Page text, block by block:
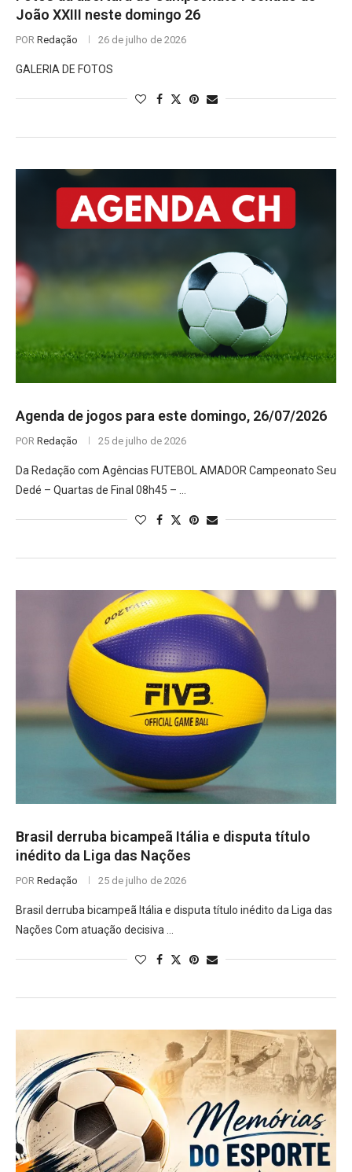
João XXIII neste domingo 26
POR Redação 26 de julho de 2026
GALERIA DE FOTOS
Agenda de jogos para este domingo, 26/07/2026
POR Redação 25 de julho de 2026
Da Redação com Agências FUTEBOL AMADOR Campeonato Seu
Dedé – Quartas de Final 08h45 – …
Brasil derruba bicampeã Itália e disputa título
inédito da Liga das Nações
POR Redação 25 de julho de 2026
Brasil derruba bicampeã Itália e disputa título inédito da Liga das
Nações Com atuação decisiva …